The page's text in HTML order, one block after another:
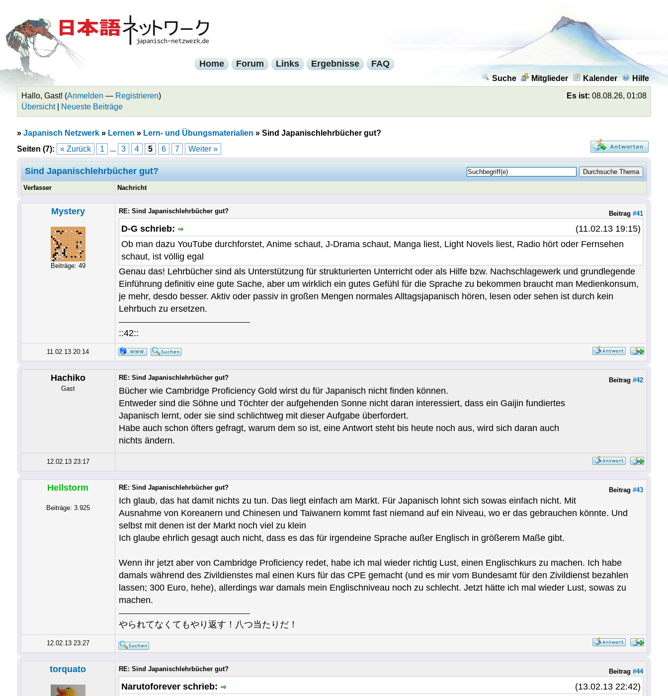
Home Forum Links Ergebnisse FAQ
Suche Mitglieder Kalender Hilfe
Es ist: 08.08.26, 01:08
Hallo, Gast! (Anmelden — Registrieren)
Übersicht| Neueste Beiträge
» Japanisch Netzwerk» Lernen » Lern- und Übungsmaterialien » Sind Japanischlehrbücher gut?
Seiten (7):
« Zurück 1 ... 3 4 5 6 7 Weiter »
Sind Japanischlehrbücher gut?
Verfasser Nachricht
Mystery
Beiträge: 49
Beitrag #41
RE: Sind Japanischlehrbücher gut?
(11.02.13 19:15)
D-G schrieb:
Ob man dazu YouTube durchforstet, Anime schaut, J-Drama schaut, Manga liest, Light Novels liest, Radio hört oder Fernsehen
schaut, ist völlig egal
Genau das! Lehrbücher sind als Unterstützung für strukturierten Unterricht oder als Hilfe bzw. Nachschlagewerk und grundlegende
Einführung definitiv eine gute Sache, aber um wirklich ein gutes Gefühl für die Sprache zu bekommen braucht man Medienkonsum,
je mehr, desdo besser. Aktiv oder passiv in großen Mengen normales Alltagsjapanisch hören, lesen oder sehen ist durch kein
Lehrbuch zu ersetzen.
::42::
11.02.13 20:14
Hachiko
Gast
Beitrag #42
RE: Sind Japanischlehrbücher gut?
Bücher wie Cambridge Proficiency Gold wirst du für Japanisch nicht finden können.
Entweder sind die Söhne und Töchter der aufgehenden Sonne nicht daran interessiert, dass ein Gaijin fundiertes
Japanisch lernt, oder sie sind schlichtweg mit dieser Aufgabe überfordert.
Habe auch schon öfters gefragt, warum dem so ist, eine Antwort steht bis heute noch aus, wird sich daran auch
nichts ändern.
12.02.13 23:17
Hellstorm
Beiträge: 3.925
Beitrag #43
RE: Sind Japanischlehrbücher gut?
Ich glaub, das hat damit nichts zu tun. Das liegt einfach am Markt. Für Japanisch lohnt sich sowas einfach nicht. Mit
Ausnahme von Koreanern und Chinesen und Taiwanern kommt fast niemand auf ein Niveau, wo er das gebrauchen könnte. Und
selbst mit denen ist der Markt noch viel zu klein
Ich glaube ehrlich gesagt auch nicht, dass es das für irgendeine Sprache außer Englisch in größerem Maße gibt.
Wenn ihr jetzt aber von Cambridge Proficiency redet, habe ich mal wieder richtig Lust, einen Englischkurs zu machen. Ich habe
damals während des Zivildienstes mal einen Kurs für das CPE gemacht (und es mir vom Bundesamt für den Zivildienst bezahlen
lassen; 300 Euro, hehe), allerdings war damals mein Englischniveau noch zu schlecht. Jetzt hätte ich mal wieder Lust, sowas zu
machen.
やられてなくてもやり返す！八つ当たりだ！
12.02.13 23:27
torquato Beitrag #44
RE: Sind Japanischlehrbücher gut?
(13.02.13 22:42)
Narutoforever schrieb: